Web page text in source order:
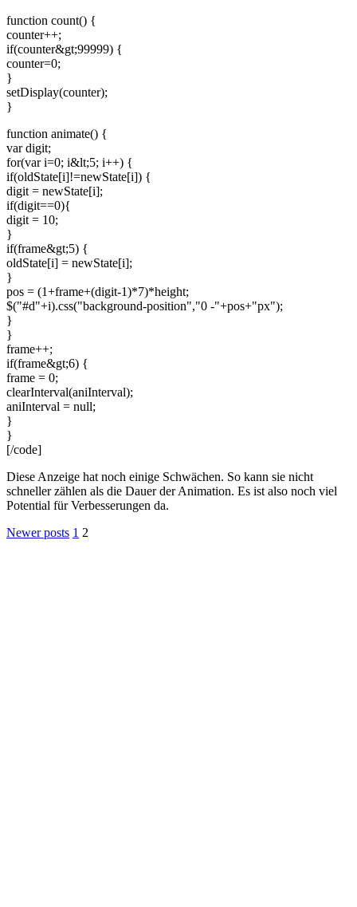
function count() {
counter++;
if(counter&gt;99999) {
counter=0;
}
setDisplay(counter);
}
function animate() {
var digit;
for(var i=0; i&lt;5; i++) {
if(oldState[i]!=newState[i]) {
digit = newState[i];
if(digit==0){
digit = 10;
}
if(frame&gt;5) {
oldState[i] = newState[i];
}
pos = (1+frame+(digit-1)*7)*height;
$("#d"+i).css("background-position","0 -"+pos+"px");
}
}
frame++;
if(frame&gt;6) {
frame = 0;
clearInterval(aniInterval);
aniInterval = null;
}
}
[/code]
Diese Anzeige hat noch einige Schwächen. So kann sie nicht
schneller zählen als die Dauer der Animation. Es ist also noch viel
Potential für Verbesserungen da.
Posts
Newer posts 1 2